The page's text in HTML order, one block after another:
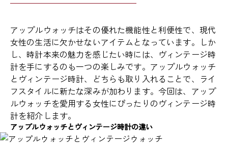
アップルウォッチはその優れた機能性と利便性で、現代
女性の生活に欠かせないアイテムとなっています。しか
し、時計本来の魅力を感じたい時には、ヴィンテージ時
計を手にするのも一つの楽しみです。アップルウォッチ
とヴィンテージ時計、どちらも取り入れることで、ライ
フスタイルに新たな深みが加わります。今回は、アップ
ルウォッチを愛用する女性にぴったりのヴィンテージ時
計を紹介します。
アップルウォッチとヴィンテージ時計の違い